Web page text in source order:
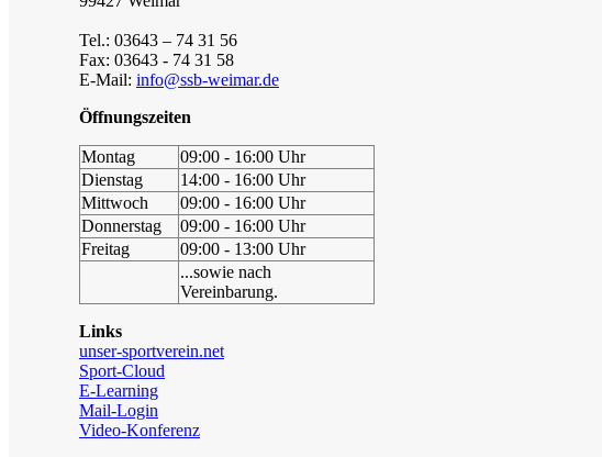
Tel.: 03643 – 74 31 56
Fax: 03643 - 74 31 58
E-Mail: info@ssb-weimar.de
Öffnungszeiten
Montag
09:00 - 16:00 Uhr
Dienstag
14:00 - 16:00 Uhr
Mittwoch
09:00 - 16:00 Uhr
Donnerstag
09:00 - 16:00 Uhr
Freitag
09:00 - 13:00 Uhr
...sowie nach
Vereinbarung.
Links
unser-sportverein.net
Sport-Cloud
E-Learning
Mail-Login
Video-Konferenz